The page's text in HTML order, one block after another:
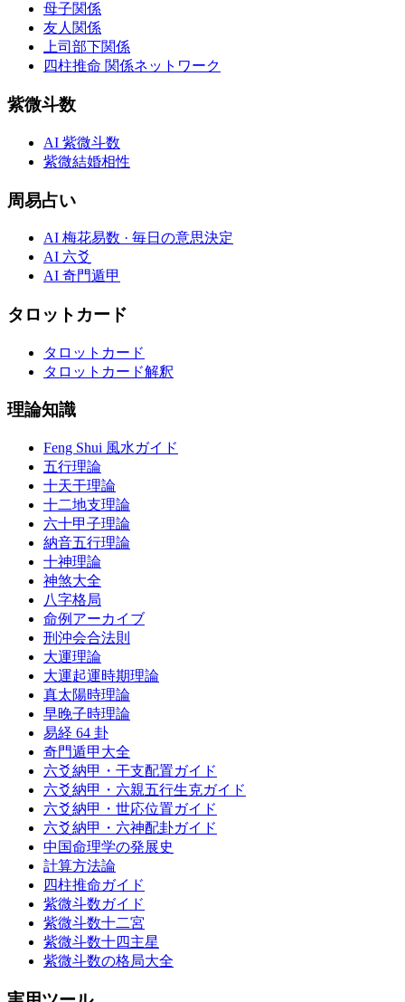
母子関係
友人関係
上司部下関係
四柱推命 関係ネットワーク
紫微斗数
AI 紫微斗数
紫微結婚相性
周易占い
AI 梅花易数 · 毎日の意思決定
AI 六爻
AI 奇門遁甲
タロットカード
タロットカード
タロットカード解釈
理論知識
Feng Shui 風水ガイド
五行理論
十天干理論
十二地支理論
六十甲子理論
納音五行理論
十神理論
神煞大全
八字格局
命例アーカイブ
刑沖会合法則
大運理論
大運起運時期理論
真太陽時理論
早晚子時理論
易経 64 卦
奇門遁甲大全
六爻納甲・干支配置ガイド
六爻納甲・六親五行生克ガイド
六爻納甲・世応位置ガイド
六爻納甲・六神配卦ガイド
中国命理学の発展史
計算方法論
四柱推命ガイド
紫微斗数ガイド
紫微斗数十二宮
紫微斗数十四主星
紫微斗数の格局大全